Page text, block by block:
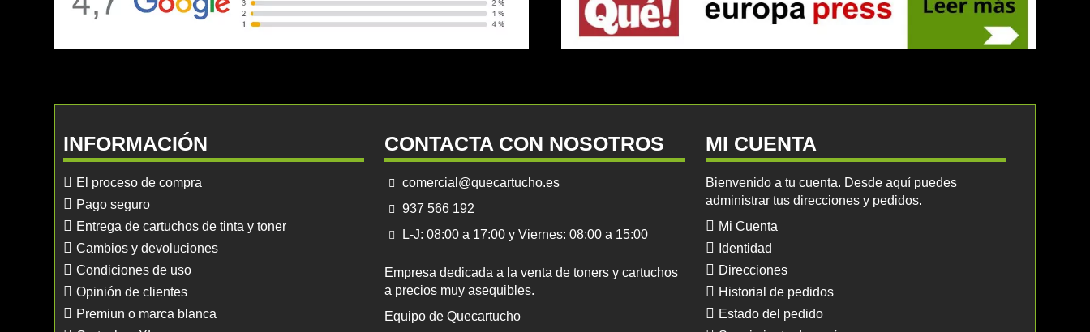
INFORMACIÓN
El proceso de compra
Pago seguro
Entrega de cartuchos de tinta y toner
Cambios y devoluciones
Condiciones de uso
Opinión de clientes
Premiun o marca blanca
CONTACTA CON NOSOTROS
comercial@quecartucho.es
937 566 192
L-J: 08:00 a 17:00 y Viernes: 08:00 a 15:00
Empresa dedicada a la venta de toners y cartuchos
a precios muy asequibles.
Equipo de Quecartucho
MI CUENTA
Bienvenido a tu cuenta. Desde aquí puedes
administrar tus direcciones y pedidos.
Mi Cuenta
Identidad
Direcciones
Historial de pedidos
Estado del pedido